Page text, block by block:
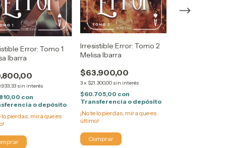
Error: Tomo 1
Ibarra
sin interés
con
o depósito
lo pierdas, mira que es
Irresistible Error: Tomo 2
Melisa Ibarra
$63.900,00
3x $21.300,00 sin interés
$60.705,00 con
Transferencia o depósito
¡No te lo pierdas, mira que es
último!